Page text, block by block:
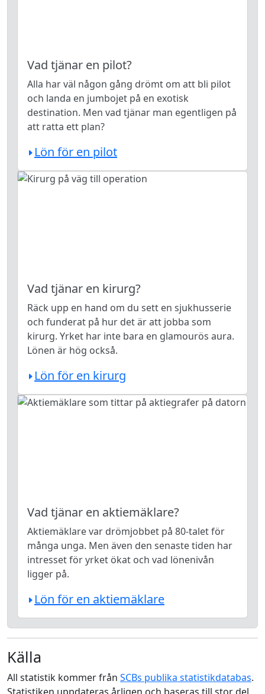
Vad tjänar en pilot?
Alla har väl någon gång drömt om att bli pilot
och landa en jumbojet på en exotisk
destination. Men vad tjänar man egentligen på
att ratta ett plan?
Lön för en pilot
Vad tjänar en kirurg?
Räck upp en hand om du sett en sjukhusserie
och funderat på hur det är att jobba som
kirurg. Yrket har inte bara en glamourös aura.
Lönen är hög också.
Lön för en kirurg
Vad tjänar en aktiemäklare?
Aktiemäklare var drömjobbet på 80-talet för
många unga. Men även den senaste tiden har
intresset för yrket ökat och vad lönenivån
ligger på.
Lön för en aktiemäklare
Källa
All statistik kommer från SCBs publika statistikdatabas.